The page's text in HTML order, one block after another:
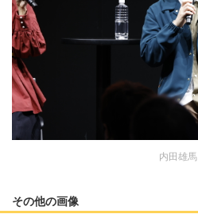
内田雄馬
その他の画像